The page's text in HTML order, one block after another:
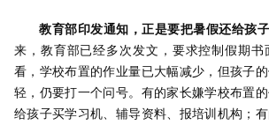
教育部印发通知，正是要把暑假还给孩子
来，教育部已经多次发文，要求控制假期
看，学校布置的作业量已大幅减少，但孩子
轻，仍要打一个问号。有的家长嫌学校布置
给孩子买学习机、辅导资料、报培训机构；